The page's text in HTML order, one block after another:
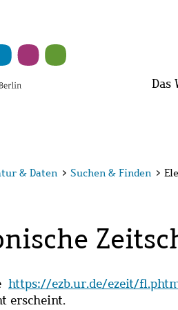
Das
& Daten > Suchen & Finden >
https://ezb.ur.de/ezeit/
erscheint.